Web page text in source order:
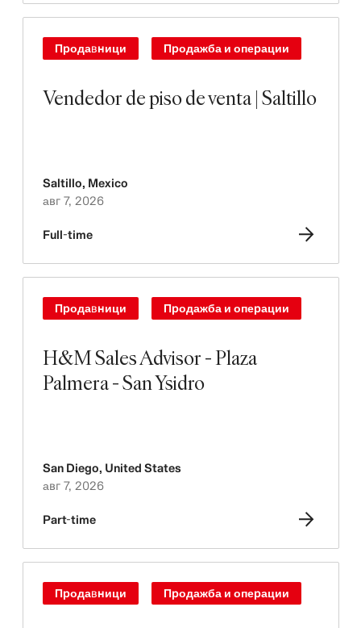
Vendedor de piso de venta | Saltillo
Продавници Продажба и операции
Saltillo, Mexico
авг 7, 2026
Full-time
H&M Sales Advisor - Plaza
Palmera - San Ysidro
Продавници Продажба и операции
San Diego, United States
авг 7, 2026
Part-time
Продавници Продажба и операции